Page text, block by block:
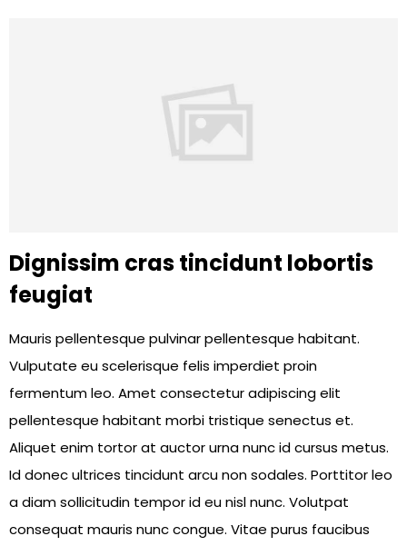
Dignissim cras tincidunt lobortis
feugiat
Mauris pellentesque pulvinar pellentesque habitant.
Vulputate eu scelerisque felis imperdiet proin
fermentum leo. Amet consectetur adipiscing elit
pellentesque habitant morbi tristique senectus et.
Aliquet enim tortor at auctor urna nunc id cursus metus.
Id donec ultrices tincidunt arcu non sodales. Porttitor leo
a diam sollicitudin tempor id eu nisl nunc. Volutpat
consequat mauris nunc congue. Vitae purus faucibus